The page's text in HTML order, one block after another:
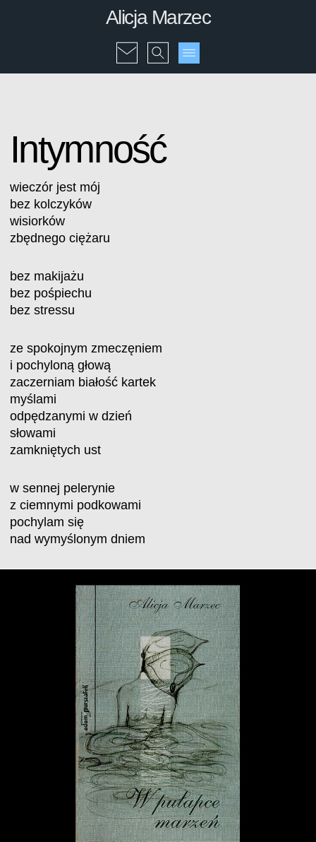
Alicja Marzec
Intymność
wieczór jest mój
bez kolczyków
wisiorków
zbędnego ciężaru
bez makijażu
bez pośpiechu
bez stressu
ze spokojnym zmeczęniem
i pochyloną głową
zaczerniam białość kartek
myślami
odpędzanymi w dzień
słowami
zamkniętych ust
w sennej pelerynie
z ciemnymi podkowami
pochylam się
nad wymyślonym dniem